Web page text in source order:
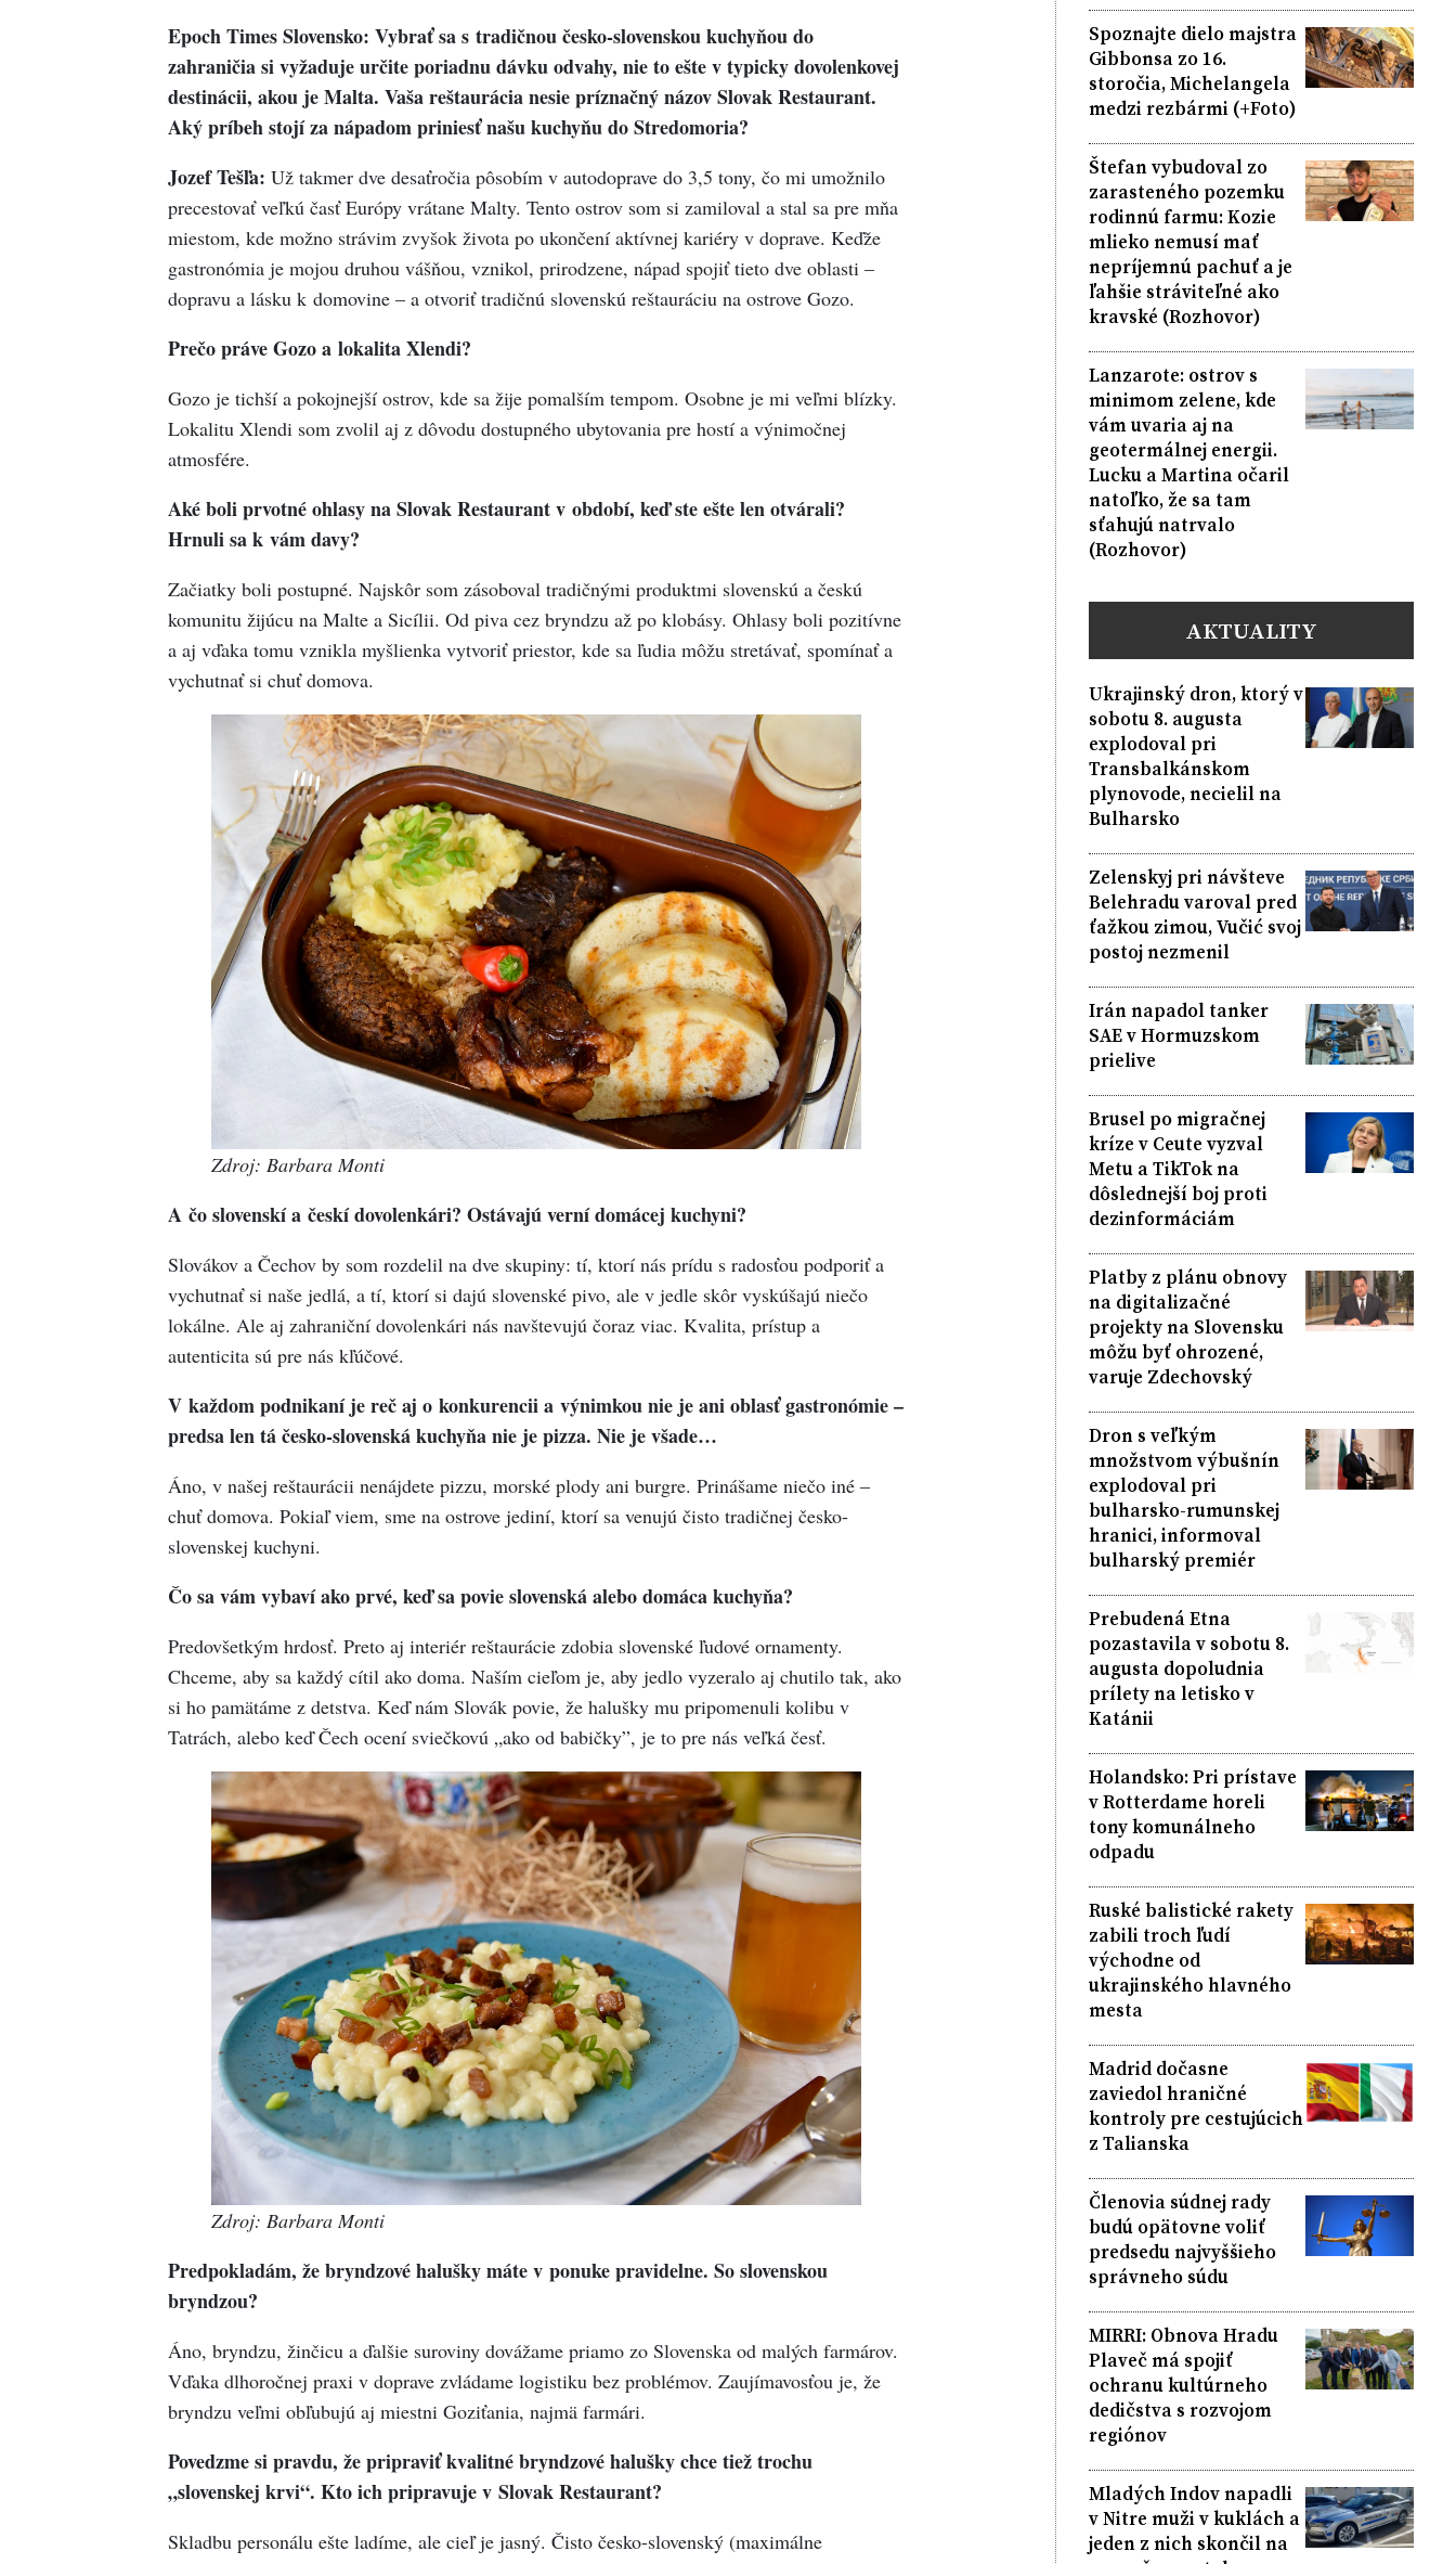
Epoch Times Slovensko: Vybrať sa s tradičnou česko-slovenskou kuchyňou do
zahraničia si vyžaduje určite poriadnu dávku odvahy, nie to ešte v typicky dovolenkovej
destinácii, akou je Malta. Vaša reštaurácia nesie príznačný názov Slovak Restaurant.
Aký príbeh stojí za nápadom priniesť našu kuchyňu do Stredomoria?
Jozef Tešľa: Už takmer dve desaťročia pôsobím v autodoprave do 3,5 tony, čo mi umožnilo
precestovať veľkú časť Európy vrátane Malty. Tento ostrov som si zamiloval a stal sa pre mňa
miestom, kde možno strávim zvyšok života po ukončení aktívnej kariéry v doprave. Keďže
gastronómia je mojou druhou vášňou, vznikol, prirodzene, nápad spojiť tieto dve oblasti –
dopravu a lásku k domovine – a otvoriť tradičnú slovenskú reštauráciu na ostrove Gozo.
Prečo práve Gozo a lokalita Xlendi?
Gozo je tichší a pokojnejší ostrov, kde sa žije pomalším tempom. Osobne je mi veľmi blízky.
Lokalitu Xlendi som zvolil aj z dôvodu dostupného ubytovania pre hostí a výnimočnej
atmosfére.
Aké boli prvotné ohlasy na Slovak Restaurant v období, keď ste ešte len otvárali?
Hrnuli sa k vám davy?
Začiatky boli postupné. Najskôr som zásoboval tradičnými produktmi slovenskú a českú
komunitu žijúcu na Malte a Sicílii. Od piva cez bryndzu až po klobásy. Ohlasy boli pozitívne
a aj vďaka tomu vznikla myšlienka vytvoriť priestor, kde sa ľudia môžu stretávať, spomínať a
vychutnať si chuť domova.
Zdroj: Barbara Monti
A čo slovenskí a českí dovolenkári? Ostávajú verní domácej kuchyni?
Slovákov a Čechov by som rozdelil na dve skupiny: tí, ktorí nás prídu s radosťou podporiť a
vychutnať si naše jedlá, a tí, ktorí si dajú slovenské pivo, ale v jedle skôr vyskúšajú niečo
lokálne. Ale aj zahraniční dovolenkári nás navštevujú čoraz viac. Kvalita, prístup a
autenticita sú pre nás kľúčové.
V každom podnikaní je reč aj o konkurencii a výnimkou nie je ani oblasť gastronómie –
predsa len tá česko-slovenská kuchyňa nie je pizza. Nie je všade…
Áno, v našej reštaurácii nenájdete pizzu, morské plody ani burgre. Prinášame niečo iné –
chuť domova. Pokiaľ viem, sme na ostrove jediní, ktorí sa venujú čisto tradičnej česko-
slovenskej kuchyni.
Čo sa vám vybaví ako prvé, keď sa povie slovenská alebo domáca kuchyňa?
Predovšetkým hrdosť. Preto aj interiér reštaurácie zdobia slovenské ľudové ornamenty.
Chceme, aby sa každý cítil ako doma. Naším cieľom je, aby jedlo vyzeralo aj chutilo tak, ako
si ho pamätáme z detstva. Keď nám Slovák povie, že halušky mu pripomenuli kolibu v
Tatrách, alebo keď Čech ocení sviečkovú „ako od babičky”, je to pre nás veľká česť.
Zdroj: Barbara Monti
Predpokladám, že bryndzové halušky máte v ponuke pravidelne. So slovenskou
bryndzou?
Áno, bryndzu, žinčicu a ďalšie suroviny dovážame priamo zo Slovenska od malých farmárov.
Vďaka dlhoročnej praxi v doprave zvládame logistiku bez problémov. Zaujímavosťou je, že
bryndzu veľmi obľubujú aj miestni Goziťania, najmä farmári.
Povedzme si pravdu, že pripraviť kvalitné bryndzové halušky chce tiež trochu
„slovenskej krvi“. Kto ich pripravuje v Slovak Restaurant?
Skladbu personálu ešte ladíme, ale cieľ je jasný. Čisto česko-slovenský (maximálne
Spoznajte dielo majstra
Gibbonsa zo 16.
storočia, Michelangela
medzi rezbármi (+Foto)
Štefan vybudoval zo
zarasteného pozemku
rodinnú farmu: Kozie
mlieko nemusí mať
nepríjemnú pachuť a je
ľahšie stráviteľné ako
kravské (Rozhovor)
Lanzarote: ostrov s
minimom zelene, kde
vám uvaria aj na
geotermálnej energii.
Lucku a Martina očaril
natoľko, že sa tam
sťahujú natrvalo
(Rozhovor)
AKTUALITY
Ukrajinský dron, ktorý v
sobotu 8. augusta
explodoval pri
Transbalkánskom
plynovode, necielil na
Bulharsko
Zelenskyj pri návšteve
Belehradu varoval pred
ťažkou zimou, Vučić svoj
postoj nezmenil
Irán napadol tanker
SAE v Hormuzskom
prielive
Brusel po migračnej
kríze v Ceute vyzval
Metu a TikTok na
dôslednejší boj proti
dezinformáciám
Platby z plánu obnovy
na digitalizačné
projekty na Slovensku
môžu byť ohrozené,
varuje Zdechovský
Dron s veľkým
množstvom výbušnín
explodoval pri
bulharsko-rumunskej
hranici, informoval
bulharský premiér
Prebudená Etna
pozastavila v sobotu 8.
augusta dopoludnia
prílety na letisko v
Katánii
Holandsko: Pri prístave
v Rotterdame horeli
tony komunálneho
odpadu
Ruské balistické rakety
zabili troch ľudí
východne od
ukrajinského hlavného
mesta
Madrid dočasne
zaviedol hraničné
kontroly pre cestujúcich
z Talianska
Členovia súdnej rady
budú opätovne voliť
predsedu najvyššieho
správneho súdu
MIRRI: Obnova Hradu
Plaveč má spojiť
ochranu kultúrneho
dedičstva s rozvojom
regiónov
Mladých Indov napadli
v Nitre muži v kuklách a
jeden z nich skončil na